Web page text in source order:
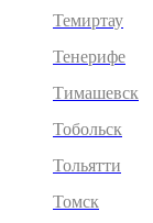
Темиртау
Тенерифе
Тимашевск
Тобольск
Тольятти
Томск